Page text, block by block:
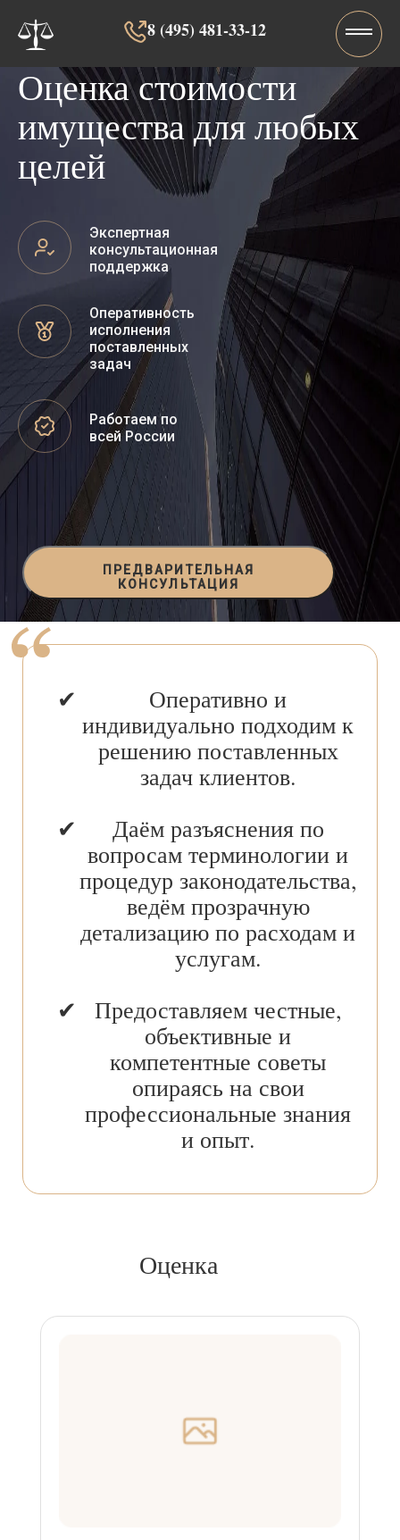
8 (495) 481-33-12‬‬
Оценка стоимости
имущества для любых
целей
Экспертная
консультационная
поддержка
Оперативность
исполнения
поставленных
задач
Работаем по
всей России
ПРЕДВАРИТЕЛЬНАЯ
КОНСУЛЬТАЦИЯ
Оперативно и
индивидуально подходим к
решению поставленных
задач клиентов.
Даём разъяснения по
вопросам терминологии и
процедур законодательства,
ведём прозрачную
детализацию по расходам и
услугам.
Предоставляем честные,
объективные и
компетентные советы
опираясь на свои
профессиональные знания
и опыт.
Оценка